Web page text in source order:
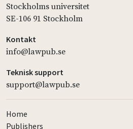
Stockholms universitet
SE-106 91 Stockholm
Kontakt
info@lawpub.se
Teknisk support
support@lawpub.se
Home
Publishers